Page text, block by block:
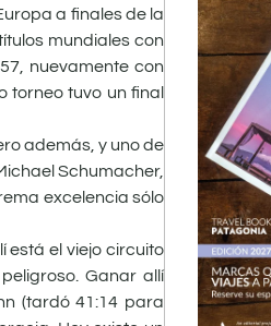
a finales de la
mundiales con
nuevamente con
torneo tuvo un final
además, y uno de
Schumacher,
excelencia sólo
está el viejo circuito
Ganar allí
(tardó 41:14 para